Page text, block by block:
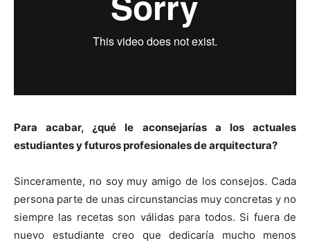
Para acabar, ¿qué le aconsejarías a los actuales
estudiantes y futuros profesionales de arquitectura?
Sinceramente, no soy muy amigo de los consejos. Cada
persona parte de unas circunstancias muy concretas y no
siempre las recetas son válidas para todos. Si fuera de
nuevo estudiante creo que dedicaría mucho menos